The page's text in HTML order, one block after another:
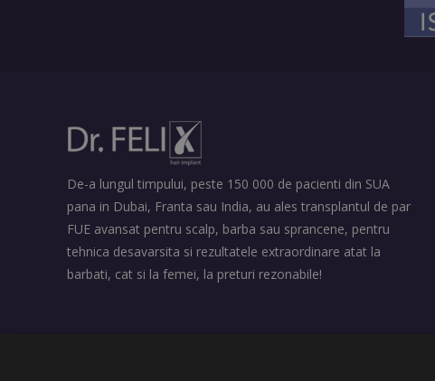
De-a lungul timpului, peste 150 000 de pacienti din SUA
pana in Dubai, Franta sau India, au ales transplantul de par
FUE avansat pentru scalp, barba sau sprancene, pentru
tehnica desavarsita si rezultatele extraordinare atat la
barbati, cat si la femei, la preturi rezonabile!